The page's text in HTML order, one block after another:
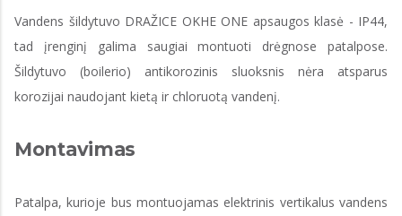
Vandens šildytuvo DRAŽICE OKHE ONE apsaugos klasė - IP44,
tad įrenginį galima saugiai montuoti drėgnose patalpose.
Šildytuvo (boilerio) antikorozinis sluoksnis nėra atsparus
korozijai naudojant kietą ir chloruotą vandenį.
Montavimas
Patalpa, kurioje bus montuojamas elektrinis vertikalus vandens